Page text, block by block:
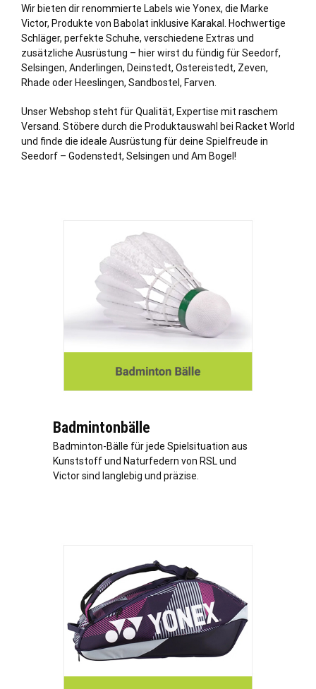
Wir bieten dir renommierte Labels wie Yonex, die Marke
Victor, Produkte von Babolat inklusive Karakal. Hochwertige
Schläger, perfekte Schuhe, verschiedene Extras und
zusätzliche Ausrüstung – hier wirst du fündig für Seedorf,
Selsingen, Anderlingen, Deinstedt, Ostereistedt, Zeven,
Rhade oder Heeslingen, Sandbostel , Farven
Unser Webshop steht für Qualität, Expertise mit raschem
Versand. Stöbere durch die Produktauswahl bei Racket World
und finde die ideale Ausrüstung für deine Spielfreude in
Seedorf – Godenstedt, Selsingen und Am Bogel!
Badmintonbälle
Badminton-Bälle für jede Spielsituation aus
Kunststoff und Naturfedern von RSL und
Victor sind langlebig und präzise.